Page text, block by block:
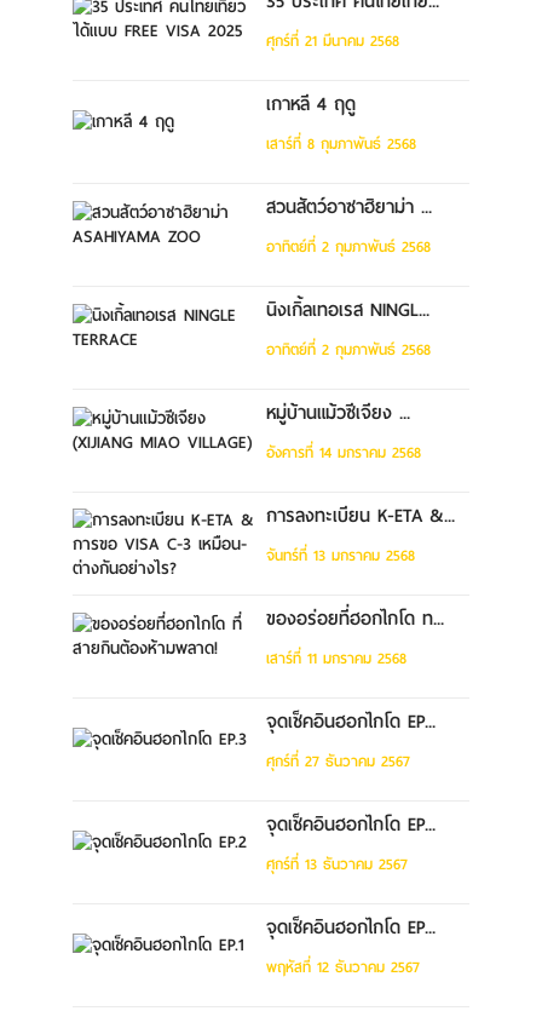
ศุกร์ที่ 21 มีนาคม 2568
เกาหลี 4 ฤดู
เสาร์ที่ 8 กุมภาพันธ์ 2568
สวนสัตว์อาซาฮิยาม่า ...
อาทิตย์ที่ 2 กุมภาพันธ์ 2568
นิงเกิ้ลเทอเรส NINGL...
อาทิตย์ที่ 2 กุมภาพันธ์ 2568
หมู่บ้านแม้วซีเจียง ...
อังคารที่ 14 มกราคม 2568
การลงทะเบียน K-ETA &...
จันทร์ที่ 13 มกราคม 2568
ของอร่อยที่ฮอกไกโด ท...
เสาร์ที่ 11 มกราคม 2568
จุดเช็คอินฮอกไกโด EP...
ศุกร์ที่ 27 ธันวาคม 2567
จุดเช็คอินฮอกไกโด EP...
ศุกร์ที่ 13 ธันวาคม 2567
จุดเช็คอินฮอกไกโด EP...
พฤหัสที่ 12 ธันวาคม 2567